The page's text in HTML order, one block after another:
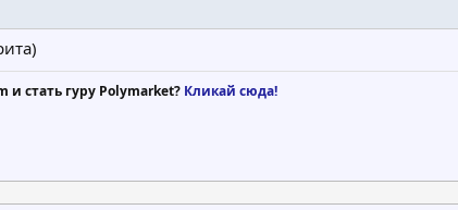
стать гуру Polymarket? Кликай сюда!